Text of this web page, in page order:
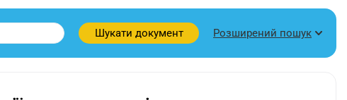
Шукати документ Розширений пошук